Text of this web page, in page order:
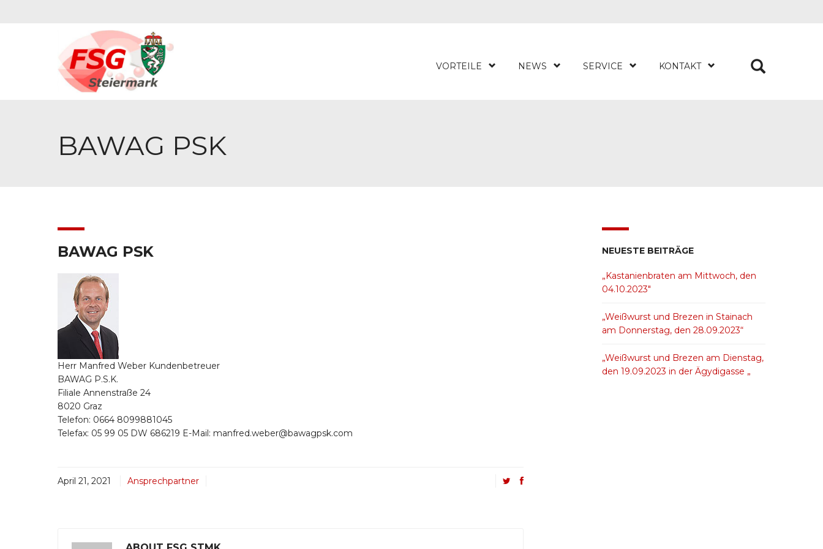
VORTEILE NEWS SERVICE KONTAKT
BAWAG PSK
BAWAG PSK
Herr Manfred Weber Kundenbetreuer
BAWAG P.S.K.
Filiale Annenstraße 24
8020 Graz
Telefon: 0664 8099881045
Telefax: 05 99 05 DW 686219 E-Mail: manfred.weber@bawagpsk.com
April 21, 2021 Ansprechpartner
NEUESTE BEITRÄGE
„Kastanienbraten am Mittwoch, den
04.10.2023″
„Weißwurst und Brezen in Stainach
am Donnerstag, den 28.09.2023“
„Weißwurst und Brezen am Dienstag,
den 19.09.2023 in der Ägydigasse „